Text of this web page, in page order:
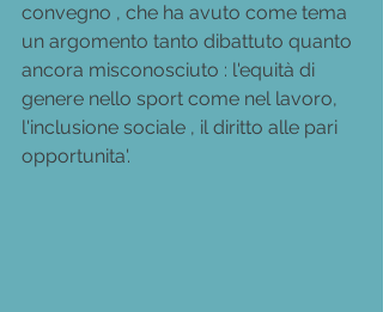
convegno , che ha avuto come tema
un argomento tanto dibattuto quanto
ancora misconosciuto : l'equità di
genere nello sport come nel lavoro,
l'inclusione sociale , il diritto alle pari
opportunita'.